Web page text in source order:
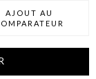
AJOUT AU